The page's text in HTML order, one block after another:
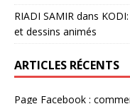
RIADI SAMIR dans
et dessins animés
ARTICLES RÉCENTS
Page Facebook :